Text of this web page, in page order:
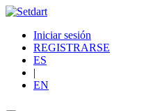
Iniciar sesión
REGISTRARSE
ES
|
EN